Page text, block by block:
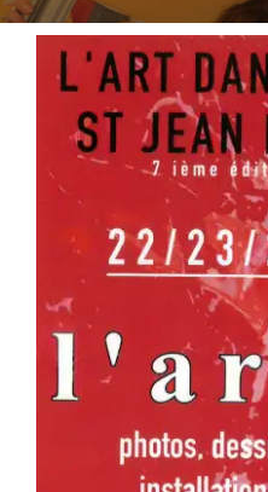
L’accueil
Séniors, Vie locale